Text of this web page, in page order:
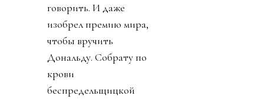
говорить. И даже
изобрел премию мира,
чтобы вручить
Дональду. Собрату по
крови
беспредельщицкой